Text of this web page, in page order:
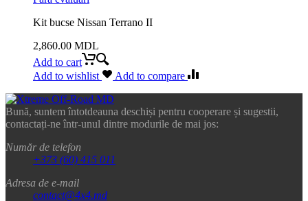
Kit bucse Nissan Terrano II
2,860.00 MDL
Add to cart
Add to wishlist
Add to compare
Bună, suntem întotdeauna deschiși pentru cooperare și sugestii,
contactați-ne într-unul dintre modurile de mai jos:
Număr de telefon
+373 (60) 415 011
Adresa de e-mail
contact@4x4.md